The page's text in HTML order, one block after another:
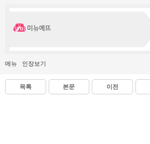
미뉴에뜨
메뉴 인장보기
목록 본문 이전